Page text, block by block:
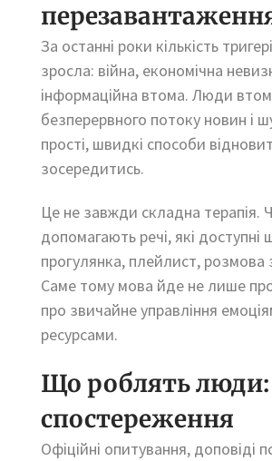
За останні роки кількість
зросла: війна, економічна
інформаційна втома. Люди
безперервного потоку новин і
прості, швидкі способи
зосередитись.
Це не завжди складна терапія.
допомагають речі, які доступні
прогулянка, плейлист, розмова
Саме тому мова йде не лише про
про звичайне управління
ресурсами.
Що роблять люди:
спостереження
Офіційні опитування, доповіді